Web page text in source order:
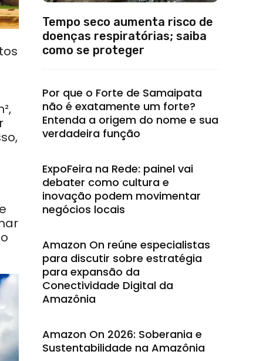
Tempo seco aumenta risco de
doenças respiratórias; saiba
como se proteger
Por que o Forte de Samaipata
não é exatamente um forte?
Entenda a origem do nome e sua
verdadeira função
ExpoFeira na Rede: painel vai
debater como cultura e
inovação podem movimentar
negócios locais
Amazon On reúne especialistas
para discutir sobre estratégia
para expansão da
Conectividade Digital da
Amazônia
Amazon On 2026: Soberania e
Sustentabilidade na Amazônia